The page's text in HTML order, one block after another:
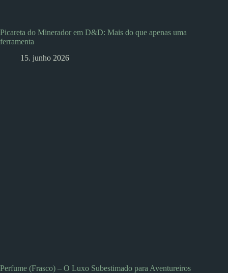
Picareta do Minerador em D&D: Mais do que apenas uma
ferramenta
15. junho 2026
Perfume (Frasco) – O Luxo Subestimado para Aventureiros